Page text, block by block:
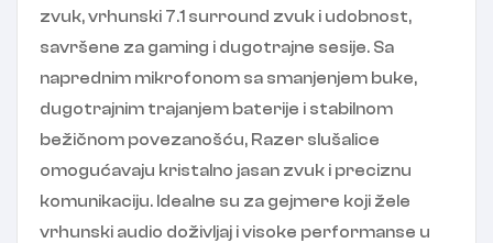
zvuk, vrhunski 7.1 surround zvuk i udobnost,
savršene za gaming i dugotrajne sesije. Sa
naprednim mikrofonom sa smanjenjem buke,
dugotrajnim trajanjem baterije i stabilnom
bežičnom povezanošću, Razer slušalice
omogućavaju kristalno jasan zvuk i preciznu
komunikaciju. Idealne su za gejmere koji žele
vrhunski audio doživljaj i visoke performanse u